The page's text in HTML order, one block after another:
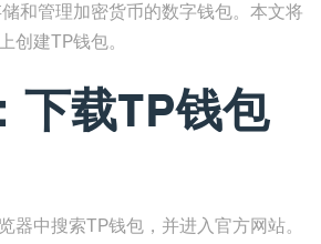
和管理加密货币的数字钱包。本文将
创建TP钱包。
下载TP钱包
器中搜索TP钱包，并进入官方网站。